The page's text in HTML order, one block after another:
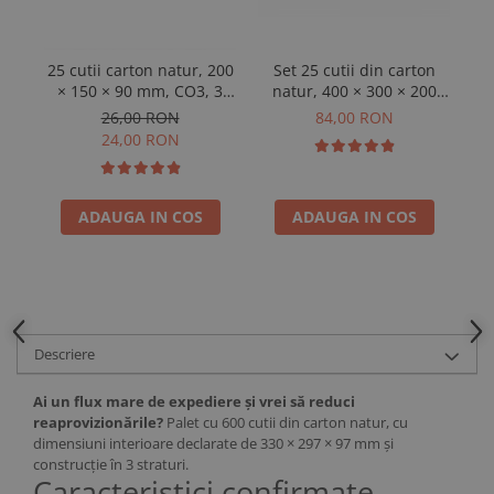
25 cutii carton natur, 200
× 150 × 90 mm, CO3, 3
straturi
26,00 RON
24,00 RON
ADAUGA IN COS
Set 25 cutii din carton
natur, 400 × 300 × 200
mm, 3 straturi
84,00 RON
ADAUGA IN COS
Descriere
Ai un flux mare de expediere și vrei să reduci
reaprovizionările? Palet cu 600 cutii din carton natur, cu
dimensiuni interioare declarate de 330 × 297 × 97 mm și
construcție în 3 straturi.